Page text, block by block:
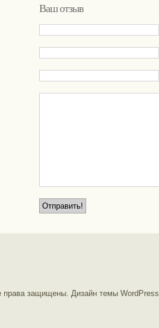
Ваш отзыв
права защищены. Дизайн темы WordPress